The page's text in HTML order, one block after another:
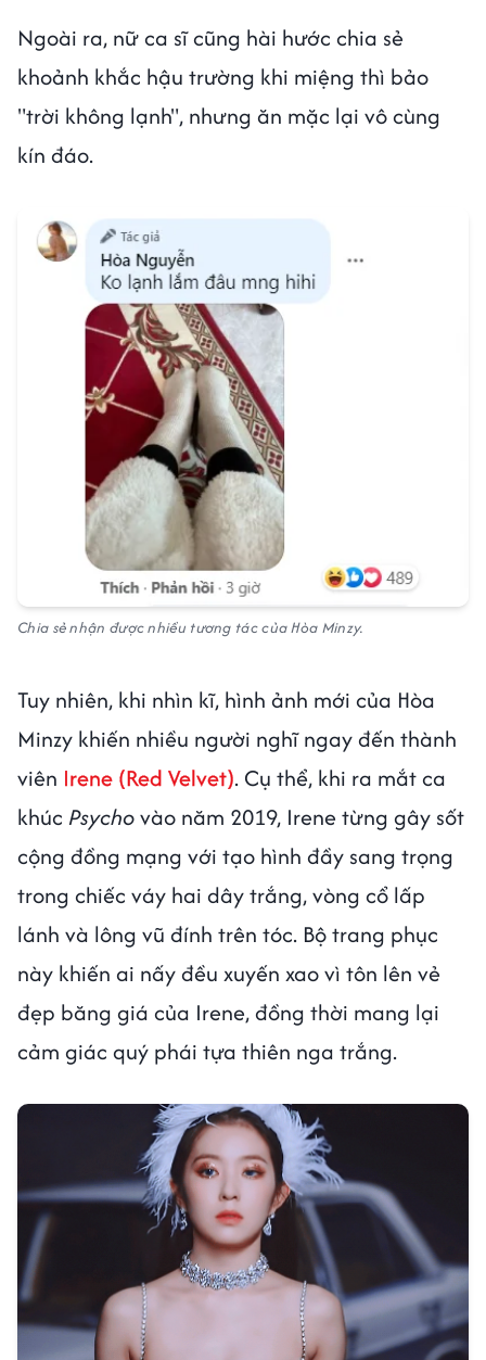
Ngoài ra, nữ ca sĩ cũng hài hước chia sẻ
khoảnh khắc hậu trường khi miệng thì bảo
"trời không lạnh", nhưng ăn mặc lại vô cùng
kín đáo.
Chia sẻ nhận được nhiều tương tác của Hòa Minzy.
Tuy nhiên, khi nhìn kĩ, hình ảnh mới của Hòa
Minzy khiến nhiều người nghĩ ngay đến thành
viên Irene (Red Velvet). Cụ thể, khi ra mắt ca
khúc Psychovào năm 2019, Irene từng gây sốt
cộng đồng mạng với tạo hình đầy sang trọng
trong chiếc váy hai dây trắng, vòng cổ lấp
lánh và lông vũ đính trên tóc. Bộ trang phục
này khiến ai nấy đều xuyến xao vì tôn lên vẻ
đẹp băng giá của Irene, đồng thời mang lại
cảm giác quý phái tựa thiên nga trắng.